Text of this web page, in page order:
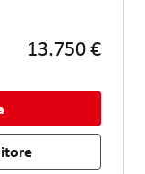
13.750 €